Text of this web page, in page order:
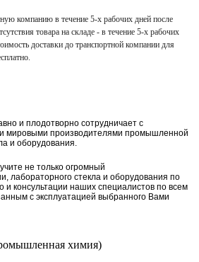
компанию в течение 5-х рабочих дней после
товара на складе - в течение 5-х рабочих
доставки до транспортной компании для
и плодотворно сотрудничает с
мировыми производителями промышленной
и оборудования.
не только огромный
лабораторного стекла и оборудования по
консультации наших специалистов по всем
с эксплуатацией выбранного Вами
химия)